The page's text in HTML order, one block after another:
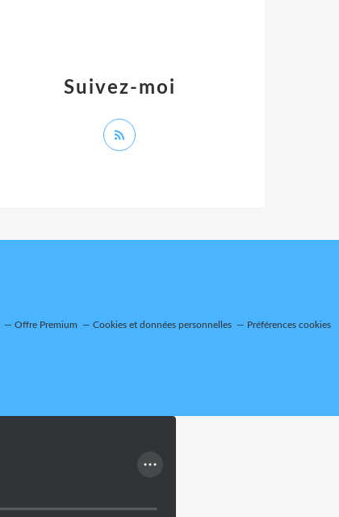
Suivez-moi
Offre Premium Cookies et données personnelles Préférences cookies